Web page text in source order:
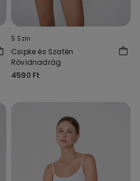
5 Szín
Csipke és Szatén
Rövidnadrág
4590 Ft